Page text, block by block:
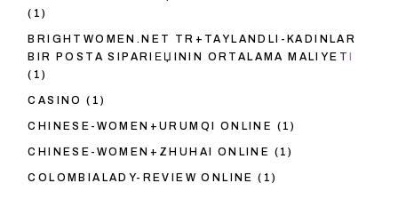
(1)
BRIGHTWOMEN.NET TR+TAYLANDLI-KADINLAR
BIR POSTA SIPARIЕЏININ ORTALAMA MALIYETI
(1)
CASINO (1)
CHINESE-WOMEN+URUMQI ONLINE (1)
CHINESE-WOMEN+ZHUHAI ONLINE (1)
COLOMBIALADY-REVIEW ONLINE (1)